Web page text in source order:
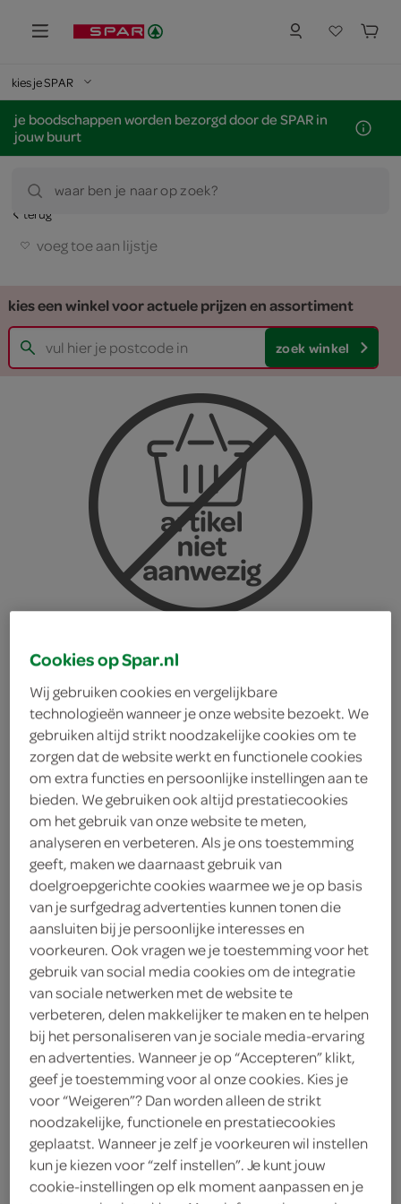
kies je SPAR
je boodschappen worden bezorgd door de SPAR in
jouw buurt
waar ben je naar op zoek?
terug
voeg toe aan lijstje
kies een winkel voor actuele prijzen en assortiment
zoek winkel
Croky chips sweet chili
Croky
2.
25
150 Gram
Let op: aanbiedingen zijn niet zichtbaar bij de
producten, maar worden wél automatisch
verwerkt in de winkelmand.
pak een knapperige chip met zoete chilismaak voor
een heerlijke borrelsnack
A-merk smaakexplosie
150 gram puur genot
Verpakt in handige doos
Cookies op Spar.nl
Wij gebruiken cookies en vergelijkbare
technologieën wanneer je onze website bezoekt. We
gebruiken altijd strikt noodzakelijke cookies om te
zorgen dat de website werkt en functionele cookies
om extra functies en persoonlijke instellingen aan te
bieden. We gebruiken ook altijd prestatiecookies
om het gebruik van onze website te meten,
analyseren en verbeteren. Als je ons toestemming
geeft, maken we daarnaast gebruik van
doelgroepgerichte cookies waarmee we je op basis
van je surfgedrag advertenties kunnen tonen die
aansluiten bij je persoonlijke interesses en
voorkeuren. Ook vragen we je toestemming voor het
gebruik van social media cookies om de integratie
van sociale netwerken met de website te
verbeteren, delen makkelijker te maken en te helpen
bij het personaliseren van je sociale media-ervaring
en advertenties. Wanneer je op “Accepteren” klikt,
geef je toestemming voor al onze cookies. Kies je
voor “Weigeren”? Dan worden alleen de strikt
noodzakelijke, functionele en prestatiecookies
geplaatst. Wanneer je zelf je voorkeuren wil instellen
kun je kiezen voor “zelf instellen”. Je kunt jouw
cookie-instellingen op elk moment aanpassen en je